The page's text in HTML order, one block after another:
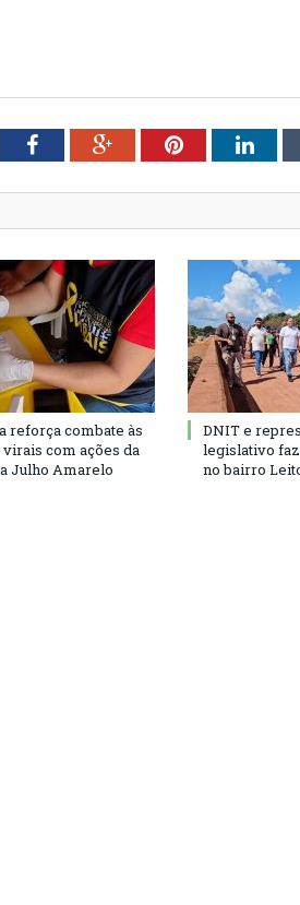
FacebookGoogle+Pinterest
reforça combate às
com ações da
Julho Amarelo
DNIT e
legislativo
no bairro